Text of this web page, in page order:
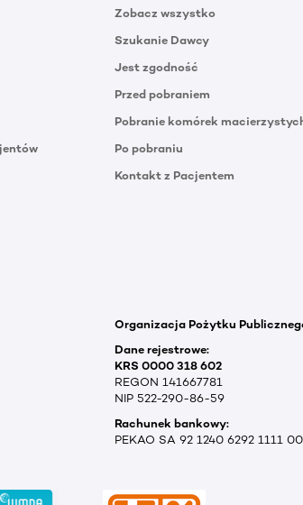
Zobacz wszystko
Szukanie Dawcy
Jest zgodność
Przed pobraniem
Pobranie komórek
Po pobraniu
Kontakt z Pacjentem
Organizacja Pożytku
Dane rejestrowe:
KRS 0000 318 602
REGON 141667781
NIP 522-290-86-59
Rachunek bankowy:
PEKAO SA 92 1240 6292 1111